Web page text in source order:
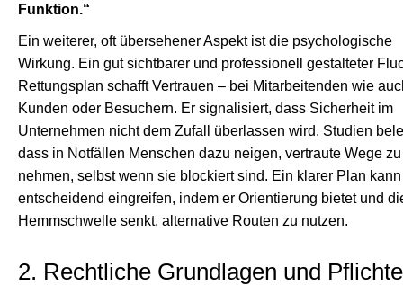
Funktion.“
Ein weiterer, oft übersehener Aspekt ist die psychologische
Wirkung. Ein gut sichtbarer und professionell gestalteter
Rettungsplan schafft Vertrauen – bei Mitarbeitenden wie
Kunden oder Besuchern. Er signalisiert, dass Sicherheit im
Unternehmen nicht dem Zufall überlassen wird. Studien
dass in Notfällen Menschen dazu neigen, vertraute Wege zu
nehmen, selbst wenn sie blockiert sind. Ein klarer Plan
entscheidend eingreifen, indem er Orientierung bietet und
Hemmschwelle senkt, alternative Routen zu nutzen.
2. Rechtliche Grundlagen und